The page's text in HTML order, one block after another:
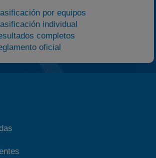
por equipos
individual
completos
oficial